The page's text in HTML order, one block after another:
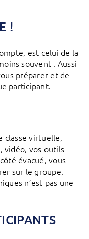
!
est celui de la
souvent . Aussi
préparer et de
participant.
classe virtuelle,
vidéo, vos outils
évacué, vous
sur le groupe.
n’est pas une